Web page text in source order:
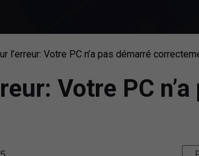
l’erreur: Votre PC n’a pas démarré
Votre PC